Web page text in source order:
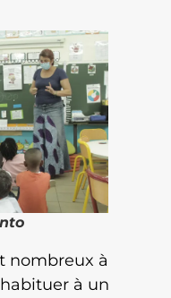
nombreux à
à un